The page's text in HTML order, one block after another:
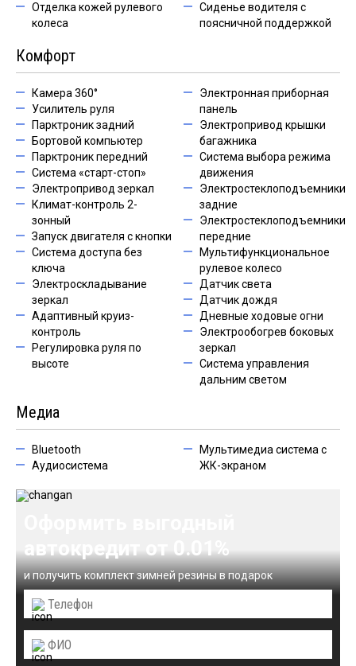
Отделка кожей рулевого
колеса
Сиденье водителя с
поясничной поддержкой
Комфорт
Камера 360°
Усилитель руля
Парктроник задний
Бортовой компьютер
Парктроник передний
Система «старт-стоп»
Электропривод зеркал
Климат-контроль 2-
зонный
Запуск двигателя с кнопки
Система доступа без
ключа
Электроскладывание
зеркал
Адаптивный круиз-
контроль
Регулировка руля по
высоте
Электронная приборная
панель
Электропривод крышки
багажника
Система выбора режима
движения
Электростеклоподъемники
задние
Электростеклоподъемники
передние
Мультифункциональное
рулевое колесо
Датчик света
Датчик дождя
Дневные ходовые огни
Электрообогрев боковых
зеркал
Система управления
дальним светом
Медиа
Bluetooth
Аудиосистема
Мультимедиа система с
ЖК-экраном
автокредит от 0.01%
и получить комплект зимней резины в подарок